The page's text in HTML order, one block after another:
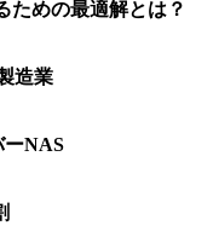
ための最適解とは？
造業
ーNAS